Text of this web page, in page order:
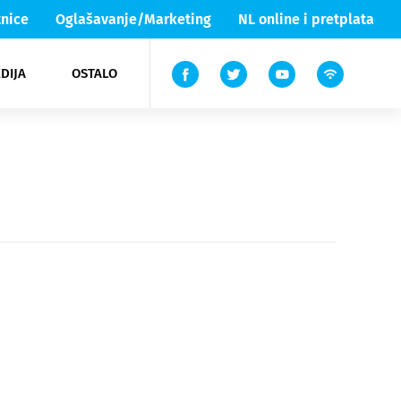
Oglašavanje/Marketing NL online i pretplata
OSTALO
Lika & Senj
TV